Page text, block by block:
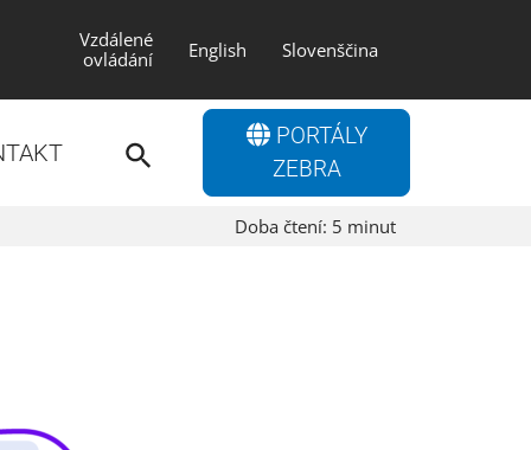
Vzdálené
ovládání
English Slovenščina
PORTÁLY
ZEBRA
Doba čtení: 5 minut